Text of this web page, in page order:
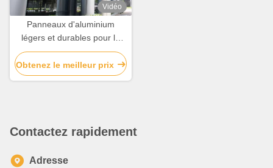
Vidéo
Panneaux d'aluminium
légers et durables pour la
décoration de façades et de
couvertures de bâtiments
Obtenez le meilleur prix
Contactez rapidement
Adresse